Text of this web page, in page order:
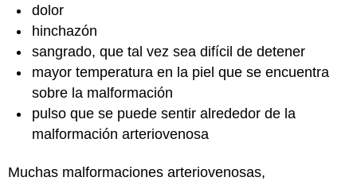
dolor
hinchazón
sangrado, que tal vez sea difícil de detener
mayor temperatura en la piel que se encuentra
sobre la malformación
pulso que se puede sentir alrededor de la
malformación arteriovenosa
Muchas malformaciones arteriovenosas,